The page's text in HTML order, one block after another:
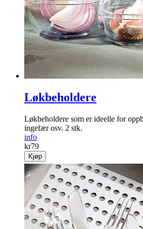
Løkbeholdere
Løkbeholdere som er ideelle for
ingefær osv. 2 stk.
info
kr79
Kjøp